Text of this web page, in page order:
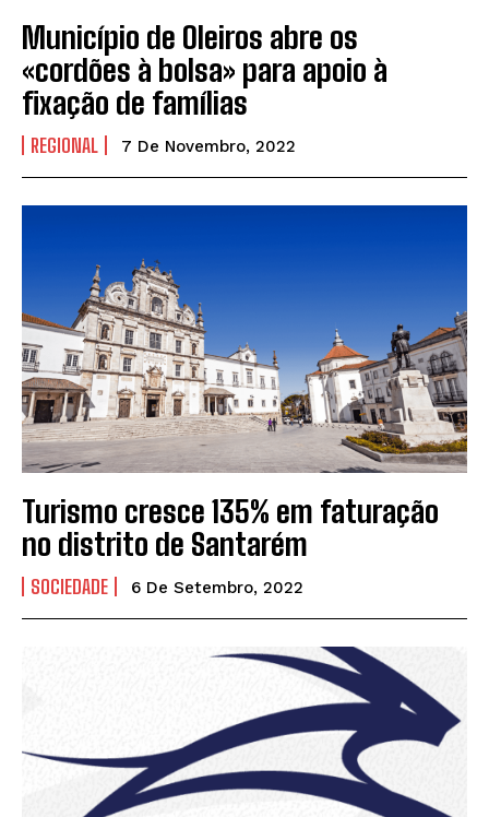
Município de Oleiros abre os
«cordões à bolsa» para apoio à
fixação de famílias
REGIONAL 7 De Novembro, 2022
Turismo cresce 135% em faturação
no distrito de Santarém
SOCIEDADE 6 De Setembro, 2022